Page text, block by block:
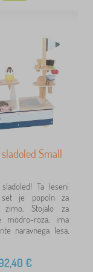
Small
Ta leseni
set je popoln za
Stojalo za
modro-roza, ima
naravnega lesa,
€